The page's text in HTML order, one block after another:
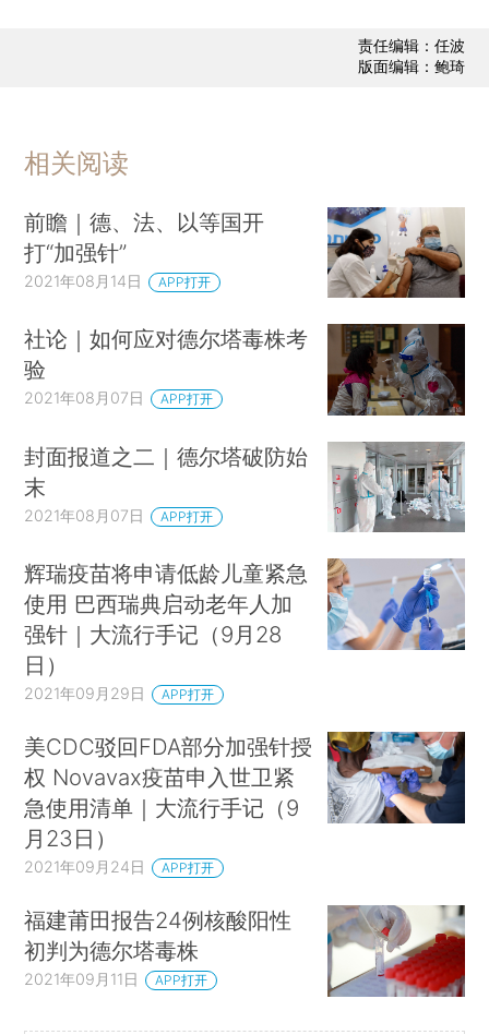
责任编辑：任波
版面编辑：鲍琦
相关阅读
前瞻｜德、法、以等国开
打“加强针”
2021年08月14日 APP打开
社论｜如何应对德尔塔毒株考
验
2021年08月07日 APP打开
封面报道之二｜德尔塔破防始
末
2021年08月07日 APP打开
辉瑞疫苗将申请低龄儿童紧急
使用 巴西瑞典启动老年人加
强针｜大流行手记（9月28
日）
2021年09月29日 APP打开
美CDC驳回FDA部分加强针授
权 Novavax疫苗申入世卫紧
急使用清单｜大流行手记（9
月23日）
2021年09月24日 APP打开
福建莆田报告24例核酸阳性
初判为德尔塔毒株
2021年09月11日 APP打开